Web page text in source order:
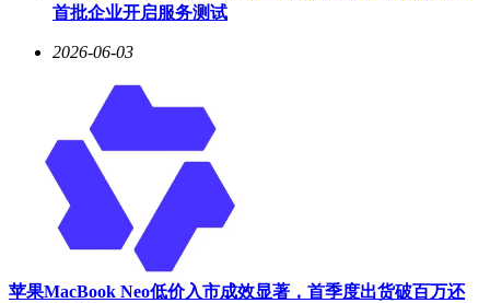
半导体供应链人士透露，关于这项技术合作的讨论已持续数月
先进封装领域的生态位得到进一步巩固。这场技术变革不仅将
重塑芯片封装市场的竞争格局，更可能推动整个半导体行业向
更高集成度的方向发展。当前，业界正密切关注EMIB-T技术
在实际产品中的表现，其商业化成效或将影响未来数年的技术
路线选择。
首批企业开启服务测试
2026-06-03
苹果MacBook Neo低价入市成效显著，首季度出货破百万还